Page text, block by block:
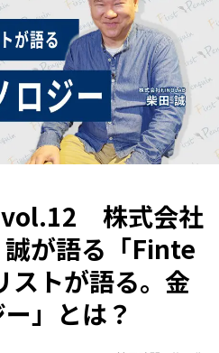
株式会社
が語る「Finte
ストが語る。金
」とは？